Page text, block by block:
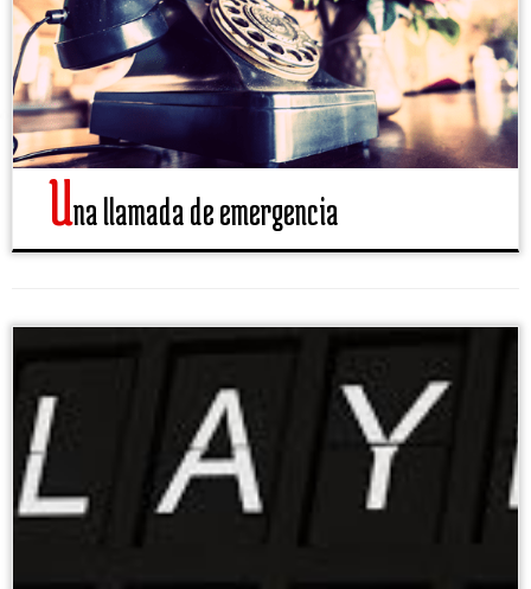
Una llamada de emergencia